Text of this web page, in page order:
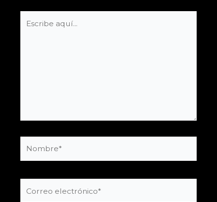
aquí...
electrónico*